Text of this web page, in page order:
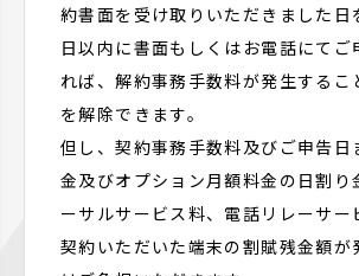
約書面を受け取りいただきました日
日以内に書面もしくはお電話にてご
れば、解約事務手数料が発生するこ
を解除できます。
但し、契約事務手数料及びご申告日
金及びオプション月額料金の日割り
ーサルサービス料、電話リレーサー
契約いただいた端末の割賦残金額が